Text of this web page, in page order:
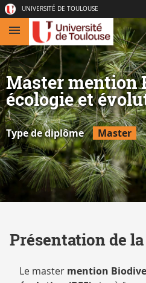
UNIVERSITÉ DE TOULOUSE
Master mention
écologie et
Type de diplôme Master
ACCUEIL
FORMATION
MASTER
Présentation de
Le master mention